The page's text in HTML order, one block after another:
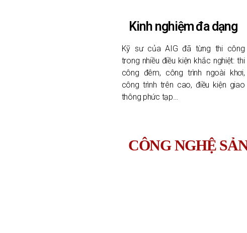
Kinh nghiệm đa dạng
Kỹ sư của AIG đã từng thi công
trong nhiều điều kiện khắc nghiệt: thi
công đêm, công trình ngoài khơi,
công trình trên cao, điều kiện giao
thông phức tạp…
CÔNG NGHỆ